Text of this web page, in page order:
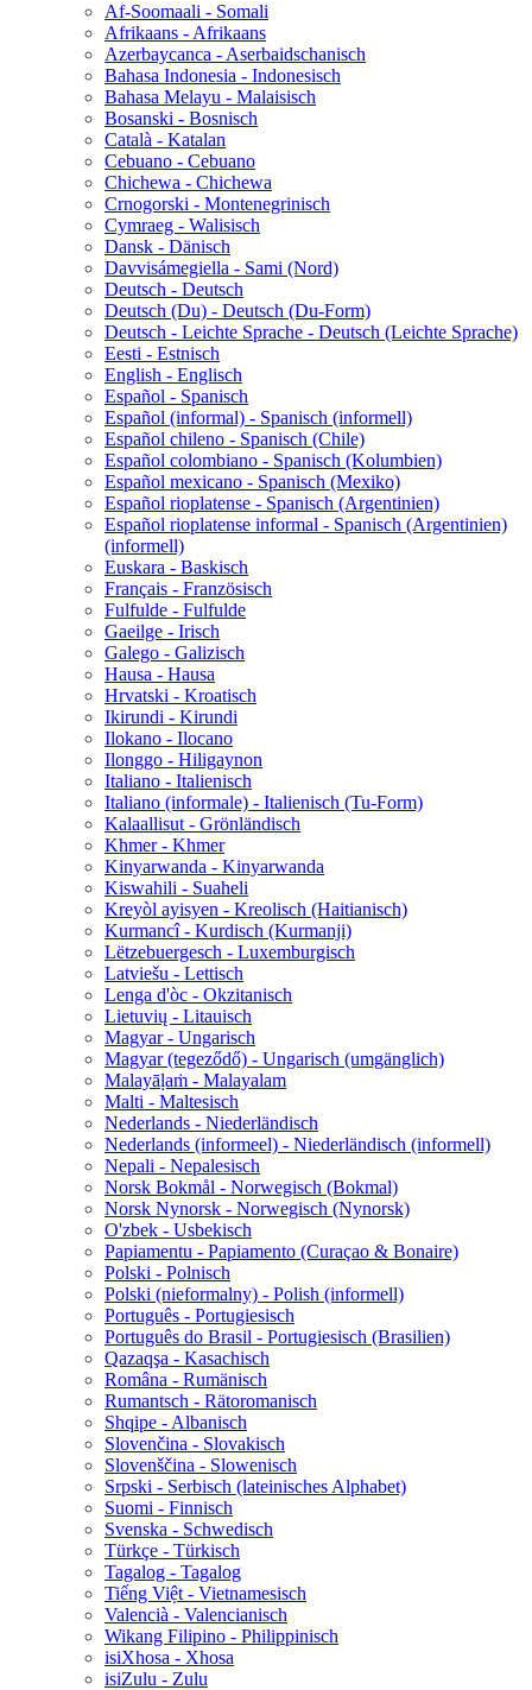
Af-Soomaali - Somali
Afrikaans - Afrikaans
Azerbaycanca - Aserbaidschanisch
Bahasa Indonesia - Indonesisch
Bahasa Melayu - Malaisisch
Bosanski - Bosnisch
Català - Katalan
Cebuano - Cebuano
Chichewa - Chichewa
Crnogorski - Montenegrinisch
Cymraeg - Walisisch
Dansk - Dänisch
Davvisámegiella - Sami (Nord)
Deutsch - Deutsch
Deutsch (Du) - Deutsch (Du-Form)
Deutsch - Leichte Sprache - Deutsch (Leichte Sprache)
Eesti - Estnisch
English - Englisch
Español - Spanisch
Español (informal) - Spanisch (informell)
Español chileno - Spanisch (Chile)
Español colombiano - Spanisch (Kolumbien)
Español mexicano - Spanisch (Mexiko)
Español rioplatense - Spanisch (Argentinien)
Español rioplatense informal - Spanisch (Argentinien)
(informell)
Euskara - Baskisch
Français - Französisch
Fulfulde - Fulfulde
Gaeilge - Irisch
Galego - Galizisch
Hausa - Hausa
Hrvatski - Kroatisch
Ikirundi - Kirundi
Ilokano - Ilocano
Ilonggo - Hiligaynon
Italiano - Italienisch
Italiano (informale) - Italienisch (Tu-Form)
Kalaallisut - Grönländisch
Khmer - Khmer
Kinyarwanda - Kinyarwanda
Kiswahili - Suaheli
Kreyòl ayisyen - Kreolisch (Haitianisch)
Kurmancî - Kurdisch (Kurmanji)
Lëtzebuergesch - Luxemburgisch
Latviešu - Lettisch
Lenga d'òc - Okzitanisch
Lietuvių - Litauisch
Magyar - Ungarisch
Magyar (tegeződő) - Ungarisch (umgänglich)
Malayāḷaṁ - Malayalam
Malti - Maltesisch
Nederlands - Niederländisch
Nederlands (informeel) - Niederländisch (informell)
Nepali - Nepalesisch
Norsk Bokmål - Norwegisch (Bokmal)
Norsk Nynorsk - Norwegisch (Nynorsk)
O'zbek - Usbekisch
Papiamentu - Papiamento (Curaçao & Bonaire)
Polski - Polnisch
Polski (nieformalny) - Polish (informell)
Português - Portugiesisch
Português do Brasil - Portugiesisch (Brasilien)
Qazaqşa - Kasachisch
Româna - Rumänisch
Rumantsch - Rätoromanisch
Shqipe - Albanisch
Slovenčina - Slovakisch
Slovenščina - Slowenisch
Srpski - Serbisch (lateinisches Alphabet)
Suomi - Finnisch
Svenska - Schwedisch
Türkçe - Türkisch
Tagalog - Tagalog
Tiếng Việt - Vietnamesisch
Valencià - Valencianisch
Wikang Filipino - Philippinisch
isiXhosa - Xhosa
isiZulu - Zulu